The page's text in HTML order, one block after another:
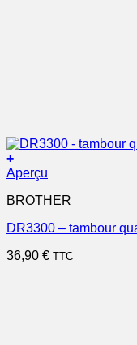
+
Aperçu
BROTHER
DR3300 – tambour
36,90 € TTC